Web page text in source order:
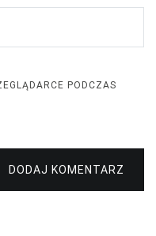
PODCZAS
DODAJ KOMENTARZ